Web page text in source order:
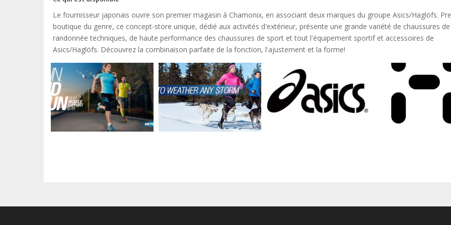
Le fournisseur japonais ouvre son premier magasin à Chamonix, en associant deux marques du groupe Asics/Haglöfs.
boutique du genre, ce concept-store unique, dédié aux activités d'extérieur, présente une grande variété de chaussures de
randonnée techniques, de haute performance des chaussures de sport et tout l'équipement sportif et accessoires de
Asics/Haglöfs. Découvrez la combinaison parfaite de la fonction, l'ajustement et la forme!